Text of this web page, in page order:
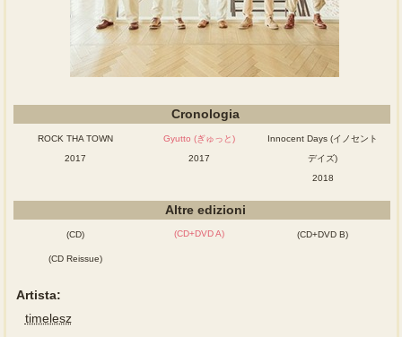
Cronologia
ROCK THA TOWN
2017
Gyutto (ぎゅっと)
2017
Innocent Days (イノセント
デイズ)
2018
Altre edizioni
(CD) (CD+DVD A) (CD+DVD B)
(CD Reissue)
Artista:
timelesz